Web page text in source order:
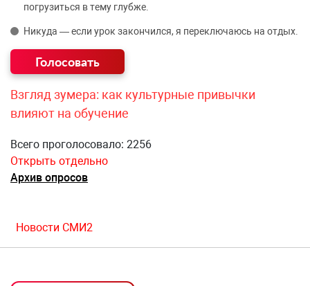
погрузиться в тему глубже.
Никуда — если урок закончился, я переключаюсь на отдых.
Взгляд зумера: как культурные привычки
влияют на обучение
Всего проголосовало: 2256
Открыть отдельно
Архив опросов
Новости СМИ2